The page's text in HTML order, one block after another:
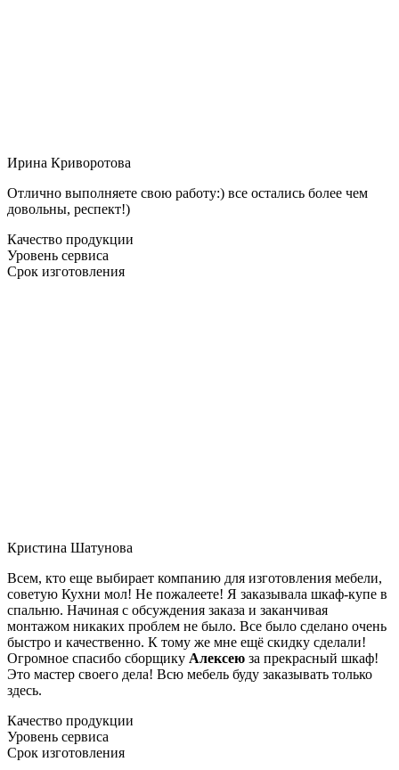
Ирина Криворотова
Отлично выполняете свою работу:) все остались более чем
довольны, респект!)
Качество продукции
Уровень сервиса
Срок изготовления
Кристина Шатунова
Всем, кто еще выбирает компанию для изготовления мебели,
советую Кухни мол! Не пожалеете! Я заказывала шкаф-купе в
спальню. Начиная с обсуждения заказа и заканчивая
монтажом никаких проблем не было. Все было сделано очень
быстро и качественно. К тому же мне ещё скидку сделали!
Огромное спасибо сборщику Алексею за прекрасный шкаф!
Это мастер своего дела! Всю мебель буду заказывать только
здесь.
Качество продукции
Уровень сервиса
Срок изготовления